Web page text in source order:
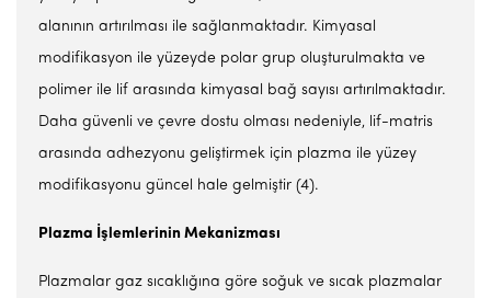
alanının artırılması ile sağlanmaktadır. Kimyasal
modifikasyon ile yüzeyde polar grup oluşturulmakta ve
polimer ile lif arasında kimyasal bağ sayısı artırılmaktadır.
Daha güvenli ve çevre dostu olması nedeniyle, lif-matris
arasında adhezyonu geliştirmek için plazma ile yüzey
modifikasyonu güncel hale gelmiştir (4).
Plazma İşlemlerinin Mekanizması
Plazmalar gaz sıcaklığına göre soğuk ve sıcak plazmalar